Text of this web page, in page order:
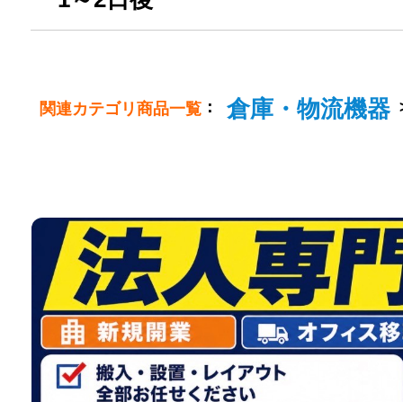
関連カテゴリ商品一覧 ： 倉庫・物流機器